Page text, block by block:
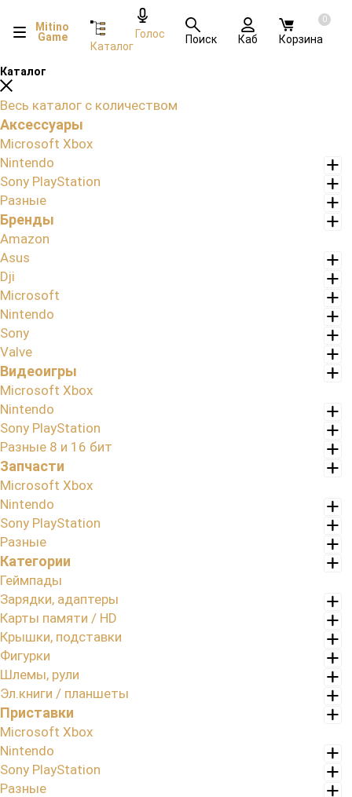
Mitino
Game
Каталог
Голос Поиск Каб
0
Корзина
Каталог
Весь каталог с количеством
Аксессуары
Microsoft Xbox
Nintendo
Sony PlayStation
Разные
Бренды
Amazon
Asus
Dji
Microsoft
Nintendo
Sony
Valve
Видеоигры
Microsoft Xbox
Nintendo
Sony PlayStation
Разные 8 и 16 бит
Запчасти
Microsoft Xbox
Nintendo
Sony PlayStation
Разные
Категории
Геймпады
Зарядки, адаптеры
Карты памяти / HD
Крышки, подставки
Фигурки
Шлемы, рули
Эл.книги / планшеты
Приставки
Microsoft Xbox
Nintendo
Sony PlayStation
Разные